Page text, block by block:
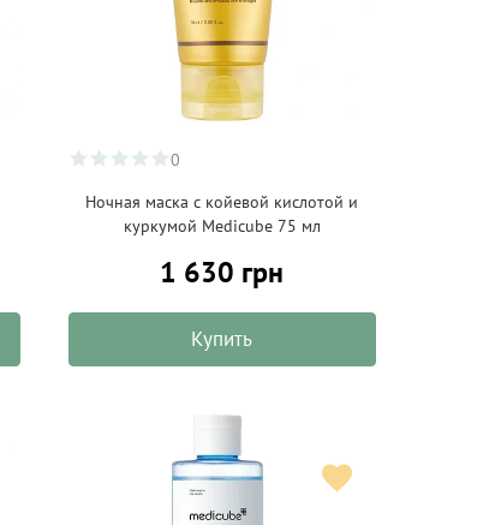
0
Ночная маска с койевой кислотой и
куркумой Medicube 75 мл
1 630 грн
Купить